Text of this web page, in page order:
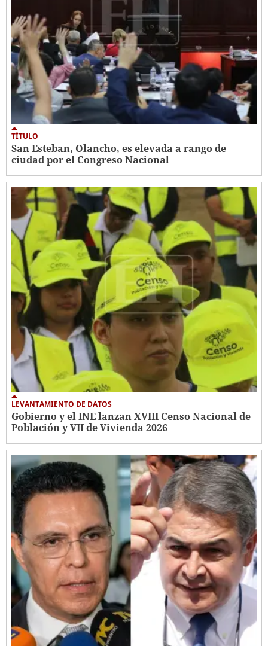
TÍTULO
San Esteban, Olancho, es elevada a rango de
ciudad por el Congreso Nacional
LEVANTAMIENTO DE DATOS
Gobierno y el INE lanzan XVIII Censo Nacional de
Población y VII de Vivienda 2026